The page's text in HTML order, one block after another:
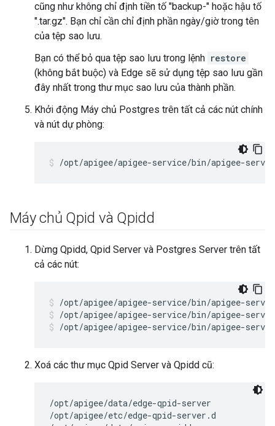
cũng như không chỉ định tiền tố "backup-" hoặc hậu tố
".tar.gz". Bạn chỉ cần chỉ định phần ngày/giờ trong tên
của tệp sao lưu.
Bạn có thể bỏ qua tệp sao lưu trong lệnh restore
(không bắt buộc) và Edge sẽ sử dụng tệp sao lưu gần
đây nhất trong thư mục sao lưu của thành phần.
Khởi động Máy chủ Postgres trên tất cả các nút chính
và nút dự phòng:
/opt/apigee/apigee-service/bin/apigee-
Máy chủ Qpid và Qpidd
Dừng Qpidd, Qpid Server và Postgres Server trên tất
cả các nút:
/opt/apigee/apigee-service/bin/apigee-
/opt/apigee/apigee-service/bin/apigee-
Xoá các thư mục Qpid Server và Qpidd cũ:
/opt/apigee/data/edge-qpid-server
/opt/apigee/etc/edge-qpid-server.d